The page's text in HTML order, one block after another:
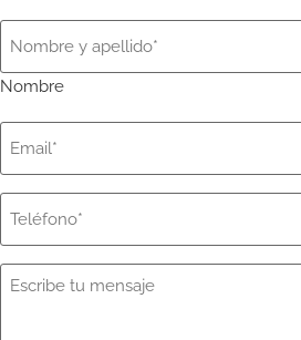
(Obligatorio)
Nombre
Email
(Obligatorio)
Teléfono
(Obligatorio)
Mensaje
(Obligatorio)